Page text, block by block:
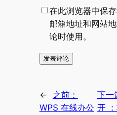
在此浏览器中保存
邮箱地址和网站
论时使用。
←
之前：
WPS 在线办公
下一
开